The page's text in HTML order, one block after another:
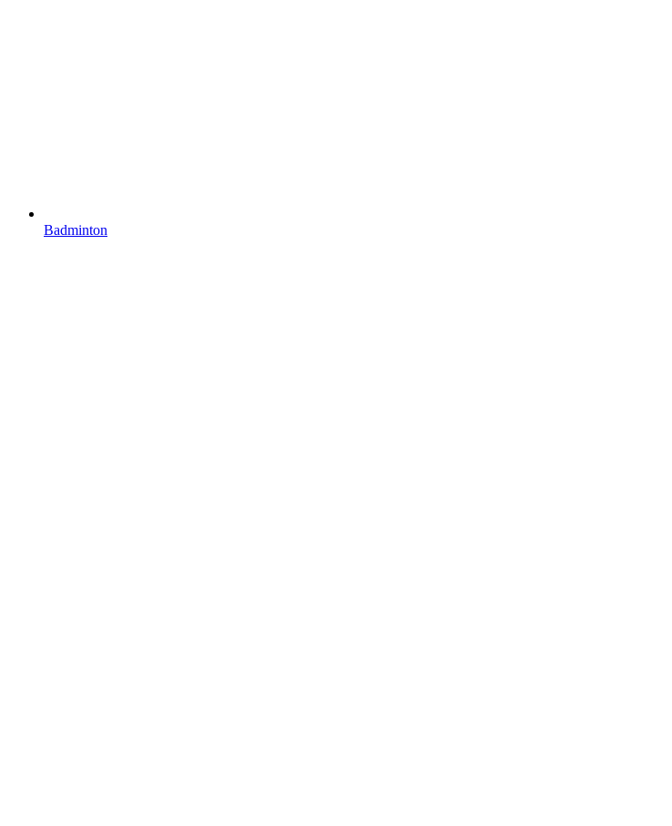
Badminton